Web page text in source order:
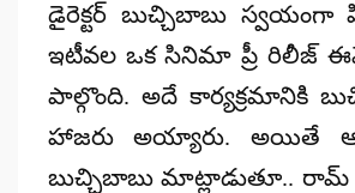
డైరెక్టర్ బుచ్చిబాబు స్వయంగా
ఇటీవల ఒక సినిమా ప్రీ రిలీజ్
పాల్గొంది. అదే కార్యక్రమానికి
హాజరు అయ్యారు. అయితే
బుచ్చిబాబు మాట్లాడుతూ..